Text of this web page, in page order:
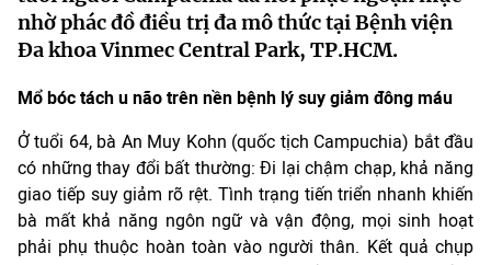
nhờ phác đồ điều trị đa mô thức tại Bệnh viện
Đa khoa Vinmec Central Park, TP.HCM.
Mổ bóc tách u não trên nền bệnh lý suy giảm đông máu
Ở tuổi 64, bà An Muy Kohn (quốc tịch Campuchia) bắt đầu
có những thay đổi bất thường: Đi lại chậm chạp, khả năng
giao tiếp suy giảm rõ rệt. Tình trạng tiến triển nhanh khiến
bà mất khả năng ngôn ngữ và vận động, mọi sinh hoạt
phải phụ thuộc hoàn toàn vào người thân. Kết quả chụp